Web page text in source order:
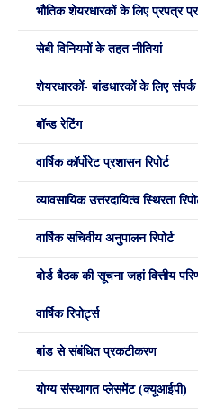
भौतिक शेयरधारकों के लिए प्रपत्र
सेबी विनियमों के तहत नीतियां
शेयरधारकों- बांडधारकों के लिए संपर्क
बॉन्ड रेटिंग
वार्षिक कॉर्पोरेट प्रशासन रिपोर्ट
व्यावसायिक उत्तरदायित्व स्थिरता
वार्षिक सचिवीय अनुपालन रिपोर्ट
बोर्ड बैठक की सूचना जहां वित्तीय
वार्षिक रिपोर्ट्स
बांड से संबंधित प्रकटीकरण
योग्य संस्थागत प्लेसमेंट (क्यूआईपी)